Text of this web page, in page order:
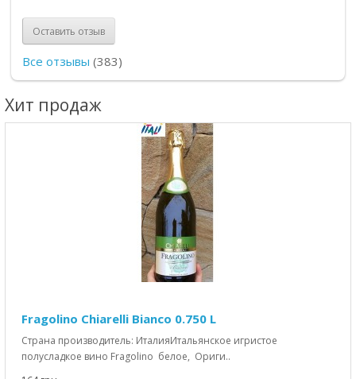
Оставить отзыв
Все отзывы (383)
Хит продаж
Fragolino Chiarelli Bianco 0.750 L
Страна производитель: ИталияИтальянское игристое
полусладкое вино Fragolino белое, Ориги..